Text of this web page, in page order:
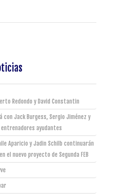
Redondo y David Constantin
con Jack Burgess, Sergio Jiménez y
entrenadores ayudantes
Aparicio y Jadin Schilb continuarán
el nuevo proyecto de Segunda FEB